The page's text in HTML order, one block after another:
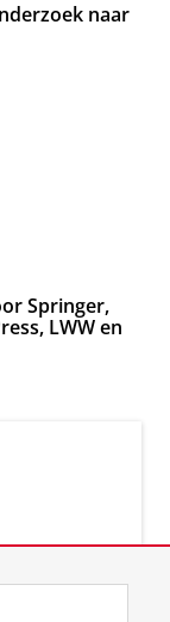
naar
Springer,
LWW en